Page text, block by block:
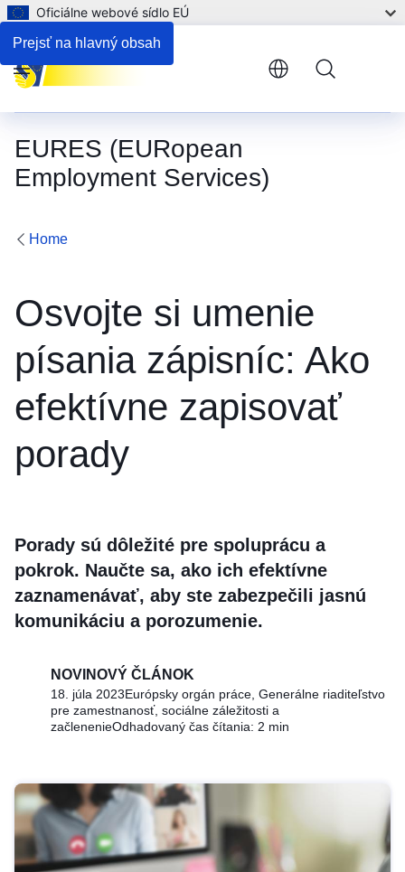
Prejsť na hlavný obsah
Oficiálne webové sídlo EÚ
EURES (EURopean
Employment Services)
Menu
Home
Osvojte si umenie
písania zápisníc: Ako
efektívne zapisovať
porady
Porady sú dôležité pre spoluprácu a
pokrok. Naučte sa, ako ich efektívne
zaznamenávať, aby ste zabezpečili jasnú
komunikáciu a porozumenie.
NOVINOVÝ ČLÁNOK
18. júla 2023Európsky orgán práce, Generálne riaditeľstvo
pre zamestnanosť, sociálne záležitosti a
začlenenieOdhadovaný čas čítania: 2 min